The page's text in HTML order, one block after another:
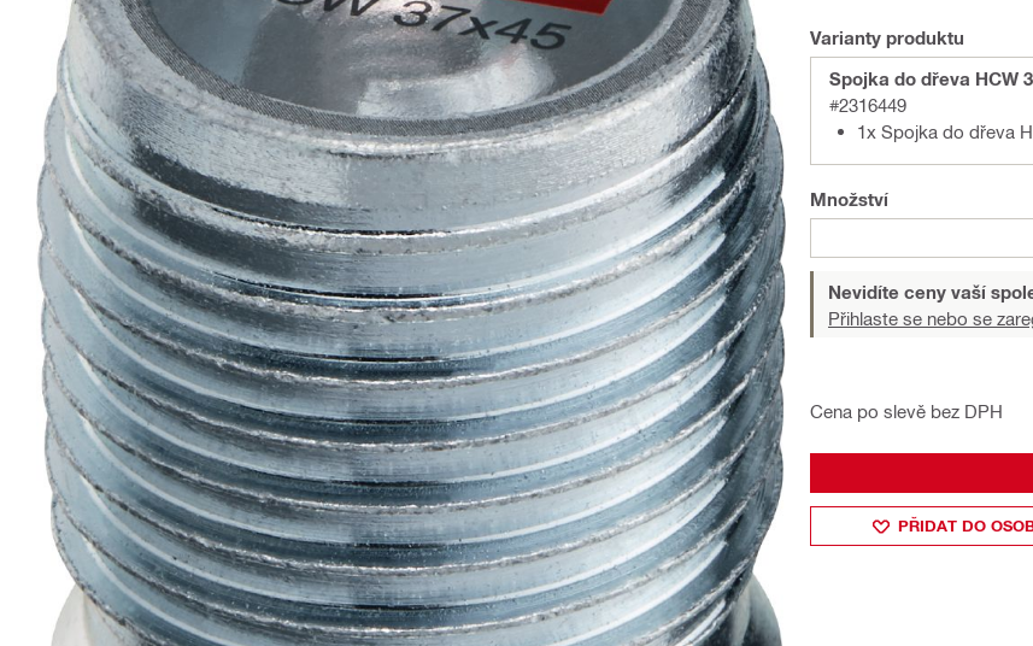
Varianty produktu
Spojka do dřeva HCW
#2316449
1x Spojka do dřeva
Množství
Nevidíte ceny vaší
Přihlaste se nebo se
Cena po slevě bez DPH
PŘIDAT DO